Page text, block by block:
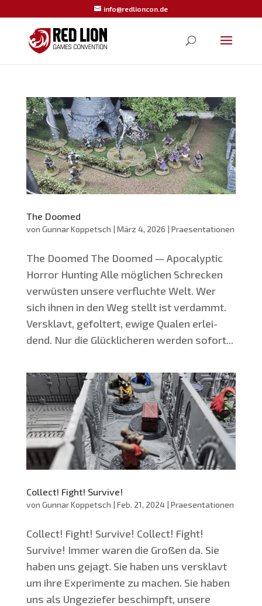
info@redlioncon.de
The Doomed
von Gunnar Koppetsch | März 4, 2026 | Praesentationen
The Doo­med The Doo­med — Apo­ca­lyp­tic
Hor­ror Hunting Alle mög­li­chen Schre­cken
ver­wüs­ten unse­re ver­fluch­te Welt. Wer
sich ihnen in den Weg stellt ist ver­dammt.
Ver­sklavt, gefol­tert, ewi­ge Qua­len erlei­
dend. Nur die Glück­li­che­ren wer­den sofort...
Collect! Fight! Survive!
von Gunnar Koppetsch | Feb. 21, 2024| Praesentationen
Coll­ect! Fight! Survive! Coll­ect! Fight!
Survive! Immer waren die Gro­ßen da. Sie
haben uns gejagt. Sie haben uns ver­sklavt
um ihre Expe­ri­men­te zu machen. Sie haben
uns als Unge­zie­fer beschimpft, unse­re